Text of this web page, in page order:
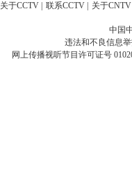
关于CCTV 联系CCTV 关于CNTV
中国
违法和不良信息
网上传播视听节目许可证号